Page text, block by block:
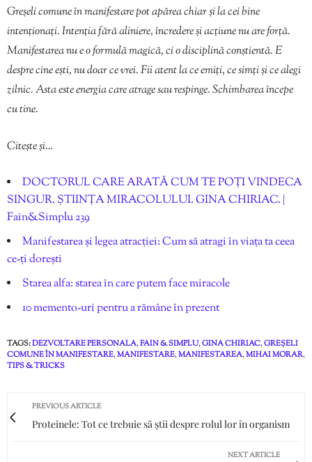
Greșeli comune în manifestare pot apărea chiar și la cei bine
intenționați. Intenția fără aliniere, încredere și acțiune nu are forță.
Manifestarea nu e o formulă magică, ci o disciplină conștientă. E
despre cine ești, nu doar ce vrei. Fii atent la ce emiți, ce simți și ce alegi
zilnic. Asta este energia care atrage sau respinge. Schimbarea începe
cu tine.
Citește și…
DOCTORUL CARE ARATĂ CUM TE POȚI VINDECA
SINGUR. ȘTIINȚA MIRACOLULUI. GINA CHIRIAC. |
Fain&Simplu 239
Manifestarea și legea atracției: Cum să atragi în viața ta ceea
ce-ți dorești
Starea alfa: starea în care putem face miracole
10 memento-uri pentru a rămâne în prezent
TAGS:DEZVOLTARE PERSONALA,FAIN & SIMPLU,GINA CHIRIAC,GREȘELI
COMUNE ÎN MANIFESTARE,MANIFESTARE,MANIFESTAREA,MIHAI MORAR,
TIPS & TRICKS
PREVIOUS ARTICLE
Proteinele: Tot ce trebuie să știi despre rolul lor în organism
NEXT ARTICLE